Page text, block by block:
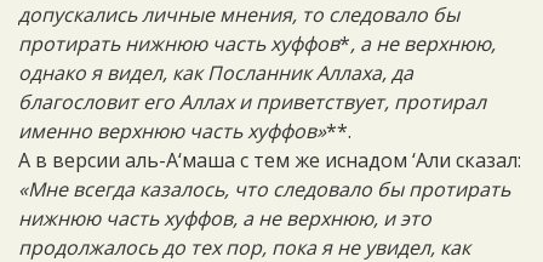
допускались личные мнения, то следовало бы
протирать нижнюю часть хуффов*, а не верхнюю,
однако я видел, как Посланник Аллаха, да
благословит его Аллах и приветствует, протирал
именно верхнюю часть хуффов»**.
А в версии аль-А‘маша с тем же иснадом ‘Али сказал:
«Мне всегда казалось, что следовало бы протирать
нижнюю часть хуффов, а не верхнюю, и это
продолжалось до тех пор, пока я не увидел, как